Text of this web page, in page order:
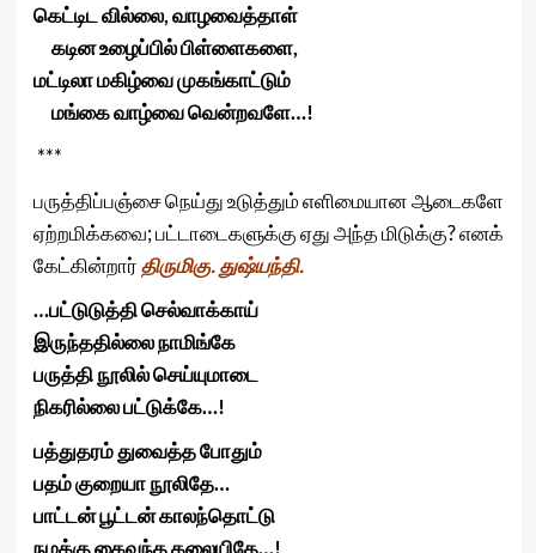
கெட்டிட வில்லை, வாழவைத்தாள்
கடின உழைப்பில் பிள்ளைகளை,
மட்டிலா மகிழ்வை முகங்காட்டும்
மங்கை வாழ்வை வென்றவளே…!
***
பருத்திப்பஞ்சை நெய்து உடுத்தும் எளிமையான ஆடைகளே
ஏற்றமிக்கவை; பட்டாடைகளுக்கு ஏது அந்த மிடுக்கு? எனக்
கேட்கின்றார்திருமிகு. துஷ்யந்தி.
…பட்டுடுத்தி செல்வாக்காய்
இருந்ததில்லை நாமிங்கே
பருத்தி நூலில் செய்யுமாடை
நிகரில்லை பட்டுக்கே…!
பத்துதரம் துவைத்த போதும்
பதம் குறையா நூலிதே…
பாட்டன் பூட்டன் காலந்தொட்டு
நமக்கு கைவந்த கலையிதே…!